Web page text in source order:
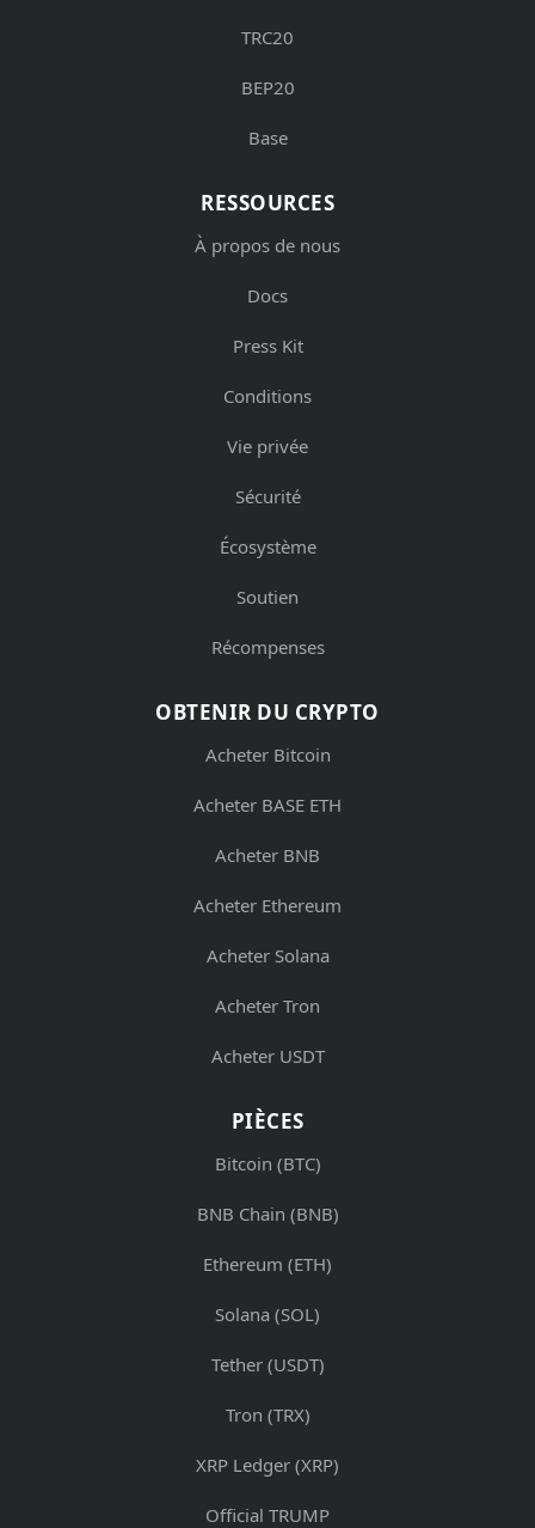
TRC20
BEP20
Base
RESSOURCES
À propos de nous
Docs
Press Kit
Conditions
Vie privée
Sécurité
Écosystème
Soutien
Récompenses
OBTENIR DU CRYPTO
Acheter Bitcoin
Acheter BASE ETH
Acheter BNB
Acheter Ethereum
Acheter Solana
Acheter Tron
Acheter USDT
PIÈCES
Bitcoin (BTC)
BNB Chain (BNB)
Ethereum (ETH)
Solana (SOL)
Tether (USDT)
Tron (TRX)
XRP Ledger (XRP)
Official TRUMP